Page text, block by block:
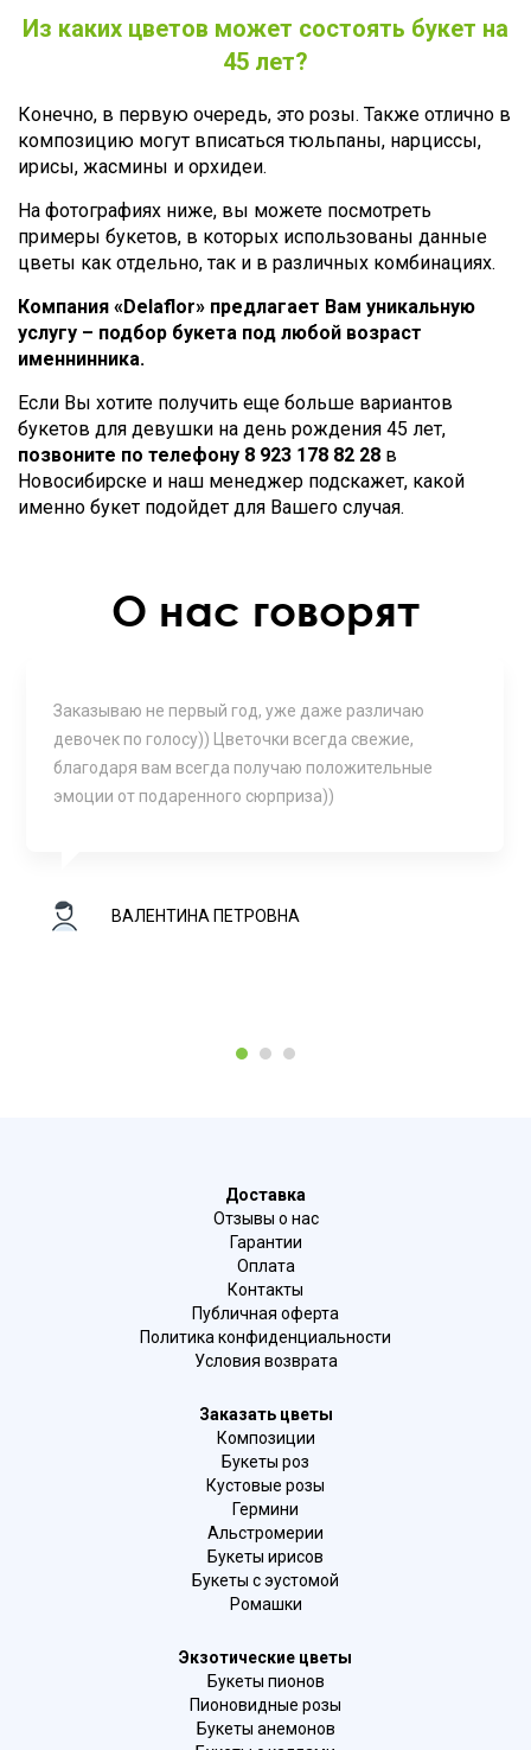
Из каких цветов может состоять букет на
45 лет?
Конечно, в первую очередь, это розы. Также отлично в
композицию могут вписаться тюльпаны, нарциссы,
ирисы, жасмины и орхидеи.
На фотографиях ниже, вы можете посмотреть
примеры букетов, в которых использованы данные
цветы как отдельно, так и в различных комбинациях.
Компания «Delaflor» предлагает Вам уникальную
услугу – подбор букета под любой возраст
именнинника.
Если Вы хотите получить еще больше вариантов
букетов для девушки на день рождения 45 лет,
позвоните по телефону 8 923 178 82 28 в
Новосибирске и наш менеджер подскажет, какой
именно букет подойдет для Вашего случая.
О нас говорят
Заказываю не первый год, уже даже различаю
девочек по голосу)) Цветочки всегда свежие,
благодаря вам всегда получаю положительные
эмоции от подаренного сюрприза))
ВАЛЕНТИНА ПЕТРОВНА
1 2 3
Доставка
Отзывы о нас
Гарантии
Оплата
Контакты
Публичная оферта
Политика конфиденциальности
Условия возврата
Заказать цветы
Композиции
Букеты роз
Кустовые розы
Гермини
Альстромерии
Букеты ирисов
Букеты с эустомой
Ромашки
Экзотические цветы
Букеты пионов
Пионовидные розы
Букеты анемонов